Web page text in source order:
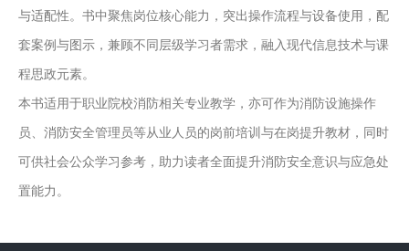
与适配性。书中聚焦岗位核心能力，突出操作流程与设备使用，配
套案例与图示，兼顾不同层级学习者需求，融入现代信息技术与课
程思政元素。
本书适用于职业院校消防相关专业教学，亦可作为消防设施操作
员、消防安全管理员等从业人员的岗前培训与在岗提升教材，同时
可供社会公众学习参考，助力读者全面提升消防安全意识与应急处
置能力。